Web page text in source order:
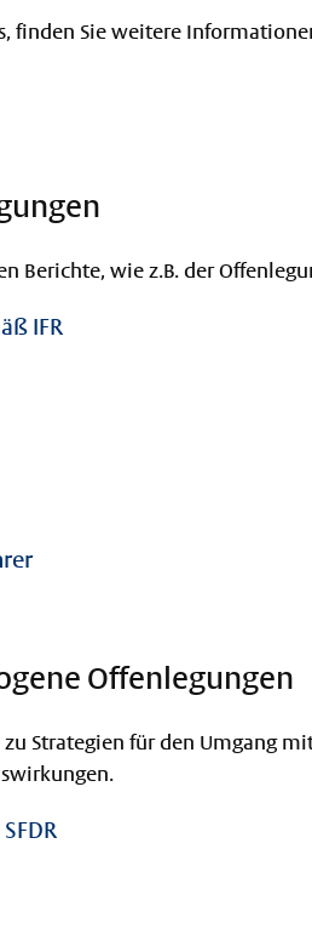
finden Sie weitere
Berichte, wie z.B. der
IFR
Offenlegungen
Strategien für den Umgang